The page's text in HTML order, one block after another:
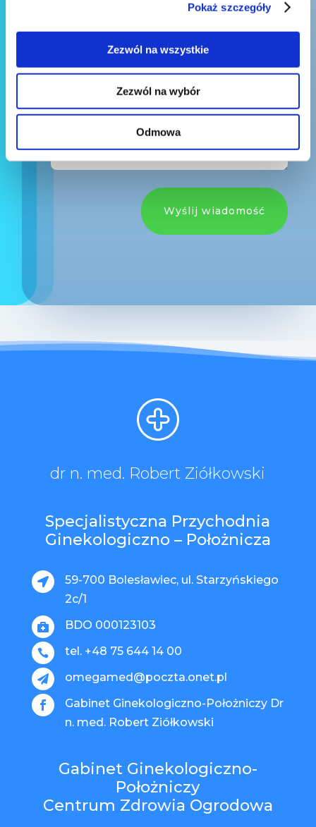
Pokaż szczegóły
Zezwól na wszystkie
Zezwól na wybór
Odmowa
Wyślij wiadomość
dr n. med. Robert Ziółkowski
Specjalistyczna Przychodnia
Ginekologiczno – Położnicza

59-700 Bolesławiec, ul. Starzyńskiego
2c/1
 BDO 000123103
 tel. +48 75 644 14 00
 omegamed@poczta.onet.pl

Gabinet Ginekologiczno-Położniczy Dr
n. med. Robert Ziółkowski
Gabinet Ginekologiczno-
Położniczy
Centrum Zdrowia Ogrodowa